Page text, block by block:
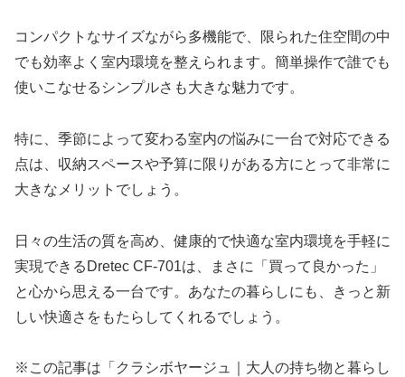
コンパクトなサイズながら多機能で、限られた住空間の中
でも効率よく室内環境を整えられます。簡単操作で誰でも
使いこなせるシンプルさも大きな魅力です。
特に、季節によって変わる室内の悩みに一台で対応できる
点は、収納スペースや予算に限りがある方にとって非常に
大きなメリットでしょう。
日々の生活の質を高め、健康的で快適な室内環境を手軽に
実現できるDretec CF-701は、まさに「買って良かった」
と心から思える一台です。あなたの暮らしにも、きっと新
しい快適さをもたらしてくれるでしょう。
※この記事は「クラシボヤージュ｜大人の持ち物と暮らし